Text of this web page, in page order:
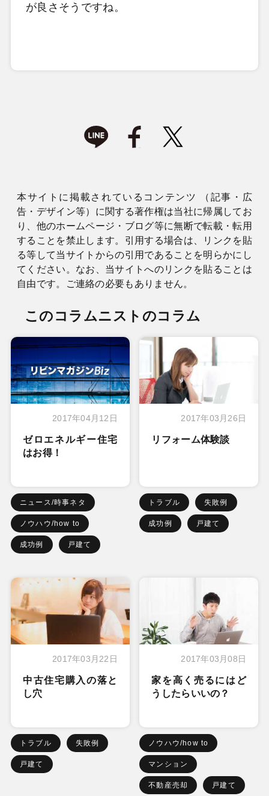
が良さそうですね。
本サイトに掲載されているコンテンツ （記事・広
告・デザイン等）に関する著作権は当社に帰属してお
り、他のホームページ・ブログ等に無断で転載・転用
することを禁止します。引用する場合は、リンクを貼
る等して当サイトからの引用であることを明らかにし
てください。なお、当サイトへのリンクを貼ることは
自由です。ご連絡の必要もありません。
このコラムニストのコラム
2017年04月12日
ゼロエネルギー住宅
はお得！
ニュース/時事ネタ
ノウハウ/how to
成功例 戸建て
2017年03月26日
リフォーム体験談
トラブル 失敗例
成功例 戸建て
2017年03月22日
中古住宅購入の落と
し穴
トラブル 失敗例
戸建て
2017年03月08日
家を高く売るにはど
うしたらいいの？
ノウハウ/how to
マンション
不動産売却 戸建て